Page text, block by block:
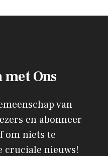
Ons
van
en abonneer
om niets te
cruciale nieuws!